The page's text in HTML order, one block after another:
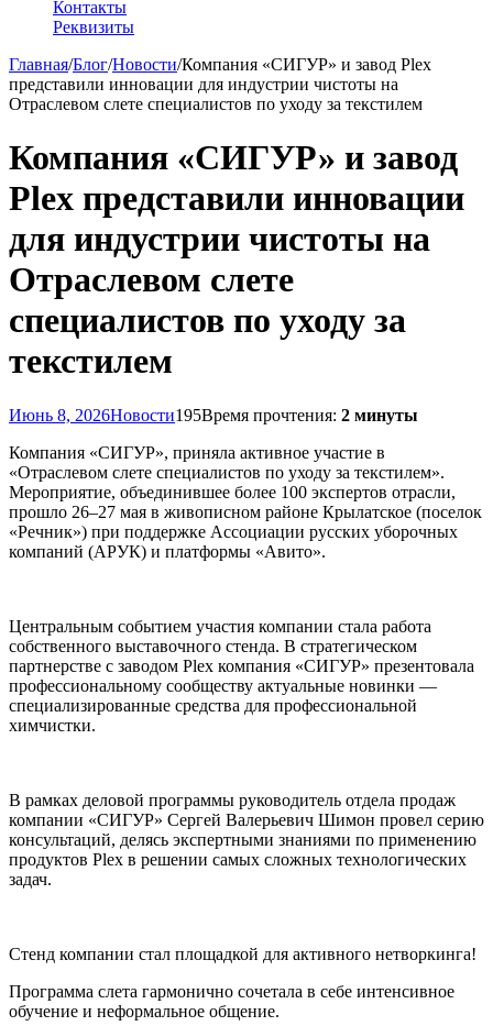
Контакты
Реквизиты
Главная/Блог/Новости/Компания «СИГУР» и завод Plex
представили инновации для индустрии чистоты на
Отраслевом слете специалистов по уходу за текстилем
Компания «СИГУР» и завод
Plex представили инновации
для индустрии чистоты на
Отраслевом слете
специалистов по уходу за
текстилем
Июнь 8, 2026Новости195Время прочтения: 2 минуты
Компания «СИГУР», приняла активное участие в
«Отраслевом слете специалистов по уходу за текстилем».
Мероприятие, объединившее более 100 экспертов отрасли,
прошло 26–27 мая в живописном районе Крылатское (поселок
«Речник») при поддержке Ассоциации русских уборочных
компаний (АРУК) и платформы «Авито».
Центральным событием участия компании стала работа
собственного выставочного стенда. В стратегическом
партнерстве с заводом Plex компания «СИГУР» презентовала
профессиональному сообществу актуальные новинки —
специализированные средства для профессиональной
химчистки.
В рамках деловой программы руководитель отдела продаж
компании «СИГУР» Сергей Валерьевич Шимон провел серию
консультаций, делясь экспертными знаниями по применению
продуктов Plex в решении самых сложных технологических
задач.
Стенд компании стал площадкой для активного нетворкинга!
Программа слета гармонично сочетала в себе интенсивное
обучение и неформальное общение.